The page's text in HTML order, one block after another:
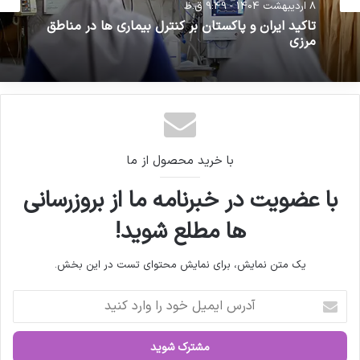
کنندگان مواد دارویی، شیمیایی و
بسته بندی دارویی از روند تولید و
اقدامات دبیرخانه سندیکا در راستای
خدمت رسانی به تولید کنندگان مواد
دارویی و ملزومات بسته بندی دارویی
کمیسیون بهداشت و درمان مجلس،
محمدرضا ظفرقندی،
وزارت بهداشت،
8 اردیبهشت 1404 - 9:49 ق.ظ
تاکید ایران و پاکستان بر کنترل بیماری ها در مناطق
مرزی
حوزه سلامت
26 خرداد 1404 - 2:25 ب.ظ
دستورات وزارت بهداشت به بیمارستان‌ها در شرایط
با خرید محصول از ما
با عضویت در خبرنامه ما از بروزرسانی
ها مطلع شوید!
یک متن نمایش، برای نمایش محتوای تست در این بخش.
ر